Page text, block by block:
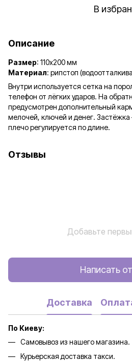
В
Описание
Размер: 110х200 мм
Материал: рипстоп
Внутри используется сетка на
телефон от лёгких ударов. На
предусмотрен дополнительный
мелочей, ключей и денег.
плечо регулируется по длине.
Отзывы
Добавьте
Написать
Доставка
По Киеву:
Самовывоз из нашего магазина.
Курьерская доставка такси.